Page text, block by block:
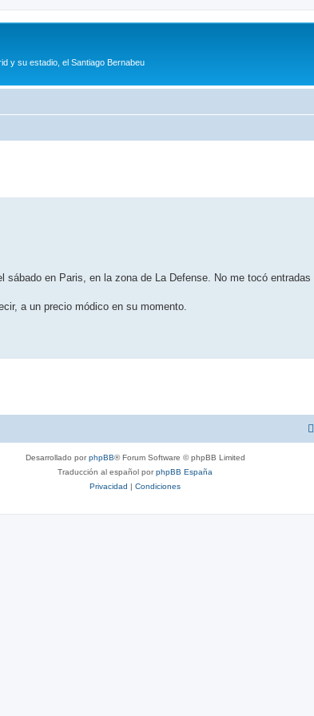
y su estadio, el Santiago Bernabeu
en Paris, en la zona de La Defense. No me tocó entradas
a un precio módico en su momento.
Desarrollado porphpBB® Forum Software © phpBB Limited
Traducción al español porphpBB España
Privacidad | Condiciones